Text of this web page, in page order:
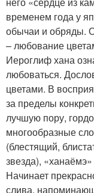
временем года у
обычаи и обряды.
– любование
Иероглиф хана
любоваться.
цветами. В
за пределы
лучшую пору,
многообразные
(блестящий,
звезда),
Начинает
слива,